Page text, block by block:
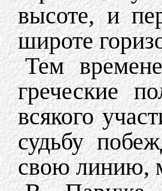
высоте, и
широте
Тем
греческие
всякого
судьбу
свою линию,